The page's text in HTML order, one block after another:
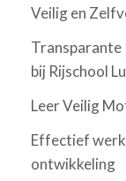
Veilig en
Transparante
bij Rijschool
Leer Veilig
Effectief
ontwikkeling